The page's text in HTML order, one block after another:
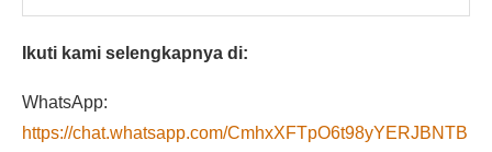
Ikuti kami selengkapnya di:
WhatsApp:
https://chat.whatsapp.com/CmhxXFTpO6t98yYERJBNTB